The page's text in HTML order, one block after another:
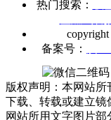
热门搜索：
备案号：
版权声明：本网站
下载、转载或建立镜
网站所用文字图片